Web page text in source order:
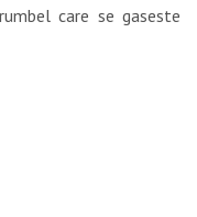
care se gaseste